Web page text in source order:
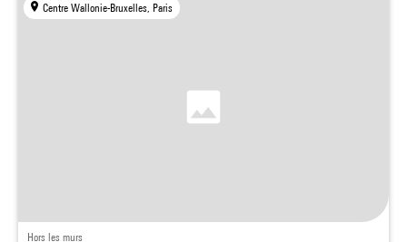
Centre Wallonie-Bruxelles, Paris
Hors les murs